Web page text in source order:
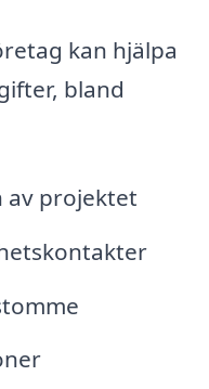
kan hjälpa
bland
av projektet